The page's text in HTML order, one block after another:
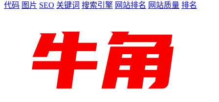
代码 图片 SEO 关键词 搜索引擎 网站排名 网站质量 排名